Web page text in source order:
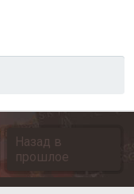
Назад в
прошлое